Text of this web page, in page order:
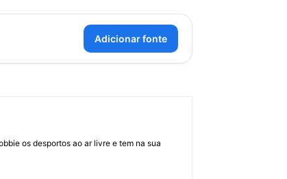
Adicionar fonte
os desportos ao ar livre e tem na sua